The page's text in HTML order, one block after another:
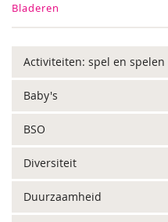
Bladeren
Activiteiten: spel en spelen
Baby's
BSO
Diversiteit
Duurzaamheid